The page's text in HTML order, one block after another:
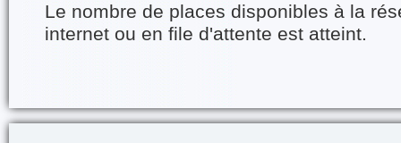
Le nombre de places disponibles à la
internet ou en file d'attente est atteint.